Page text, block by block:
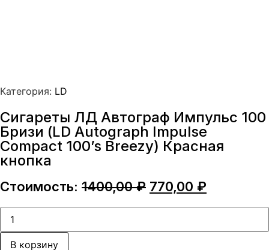
Категория: LD
Сигареты ЛД Автограф Импульс 100
Бризи (LD Autograph Impulse
Compact 100’s Breezy) Красная
кнопка
Стоимость: 1400,00₽ Первоначальная
составляла
770,00 ₽
770,00 ₽.
Количество
товара
Сигареты
ЛДВ корзину